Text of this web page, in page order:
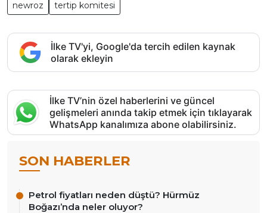
newroz tertip komitesi
İlke TV'yi, Google'da tercih edilen kaynak
olarak ekleyin
İlke TV’nin özel haberlerini ve güncel
gelişmeleri anında takip etmek için tıklayarak
WhatsApp kanalımıza abone olabilirsiniz.
SON HABERLER
Petrol fiyatları neden düştü? Hürmüz
Boğazı’nda neler oluyor?